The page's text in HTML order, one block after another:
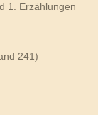
1. Erzählungen
241)